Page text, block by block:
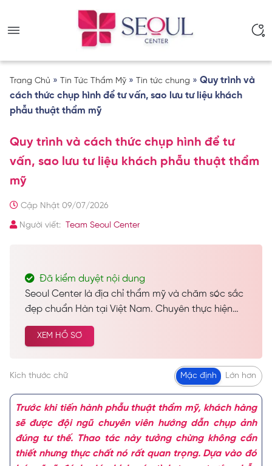
Trang Chủ » Tin Tức Thẩm Mỹ » Tin tức chung » Quy trình và
cách thức chụp hình để tư vấn, sao lưu tư liệu khách
phẫu thuật thẩm mỹ
Quy trình và cách thức chụp hình để tư
vấn, sao lưu tư liệu khách phẫu thuật thẩm
mỹ
Cập Nhật 09/07/2026
Người viết: Team Seoul Center
Đã kiểm duyệt nội dung
Seoul Center là địa chỉ thẩm mỹ và chăm sóc sắc
đẹp chuẩn Hàn tại Việt Nam. Chuyên thực hiện
các dịch vụ spa làm đẹp, chăm sóc da công nghệ
cao… Được nhiều khách hàng tin tưởng và lựa
XEM HỒ SƠ
Kích thước chữ Mặc định Lớn hơn
Trước khi tiến hành phẫu thuật thẩm mỹ, khách hàng
sẽ được đội ngũ chuyên viên hướng dẫn chụp ảnh
đúng tư thế. Thao tác này tưởng chừng không cần
thiết nhưng thực chất nó rất quan trọng. Dựa vào đó